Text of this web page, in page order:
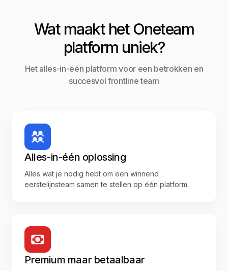
Wat maakt het Oneteam
platform uniek?
Het alles-in-één platform voor een betrokken en
succesvol frontline team
Alles-in-één oplossing
Alles wat je nodig hebt om een winnend
eerstelijnsteam samen te stellen op één platform.
Premium maar betaalbaar